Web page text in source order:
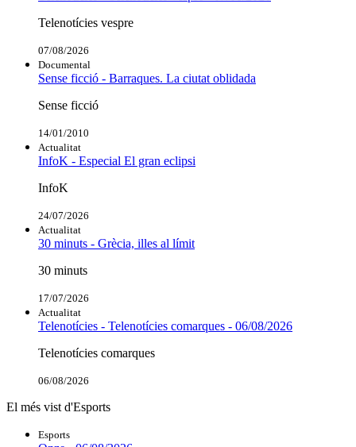
Telenotícies vespre
07/08/2026
Documental
Sense ficció - Barraques. La ciutat oblidada
Sense ficció
14/01/2010
Actualitat
InfoK - Especial El gran eclipsi
InfoK
24/07/2026
Actualitat
30 minuts - Grècia, illes al límit
30 minuts
17/07/2026
Actualitat
Telenotícies - Telenotícies comarques - 06/08/2026
Telenotícies comarques
06/08/2026
El més vist d'Esports
Esports